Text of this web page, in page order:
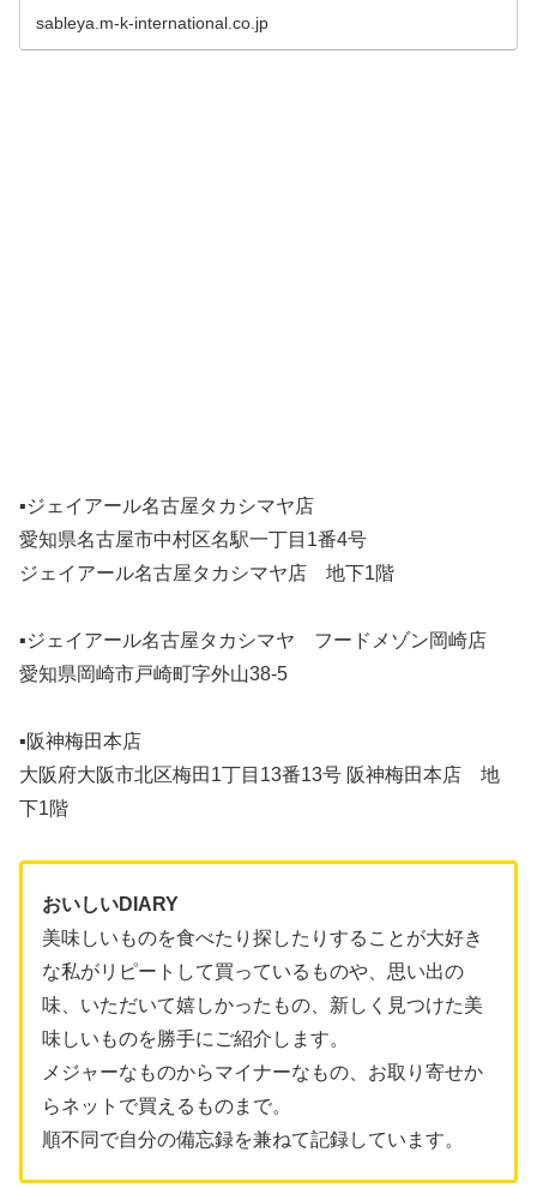
sableya.m-k-international.co.jp
▪ジェイアール名古屋タカシマヤ店
愛知県名古屋市中村区名駅一丁目1番4号
ジェイアール名古屋タカシマヤ店 地下1階
▪ジェイアール名古屋タカシマヤ フードメゾン岡崎店
愛知県岡崎市戸崎町字外山38-5
▪阪神梅田本店
大阪府大阪市北区梅田1丁目13番13号 阪神梅田本店 地
下1階
おいしいDIARY
美味しいものを食べたり探したりすることが大好き
な私がリピートして買っているものや、思い出の
味、いただいて嬉しかったもの、新しく見つけた美
味しいものを勝手にご紹介します。
メジャーなものからマイナーなもの、お取り寄せか
らネットで買えるものまで。
順不同で自分の備忘録を兼ねて記録しています。